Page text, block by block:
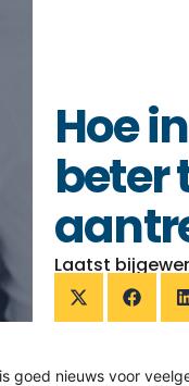
Hoe
beter
Laatst
goed nieuws voor